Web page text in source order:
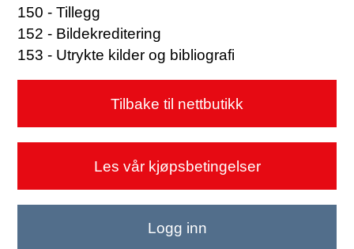
150 - Tillegg
152 - Bildekreditering
153 - Utrykte kilder og bibliografi
Tilbake til nettbutikk
Les vår kjøpsbetingelser
Logg inn